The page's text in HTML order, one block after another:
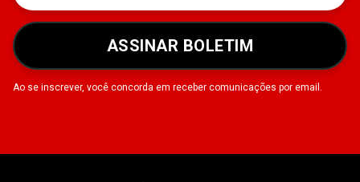
ASSINAR BOLETIM
Ao se inscrever, você concorda em receber comunicações por email.